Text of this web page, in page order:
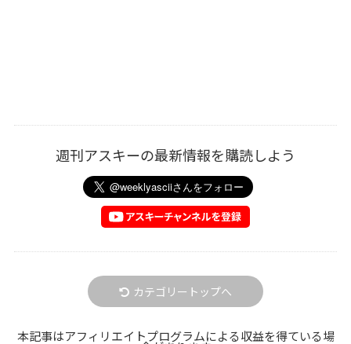
週刊アスキーの最新情報を購読しよう
カテゴリートップへ
本記事はアフィリエイトプログラムによる収益を得ている場